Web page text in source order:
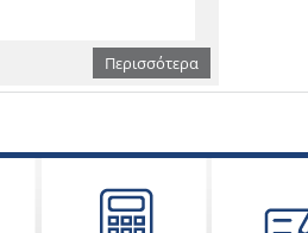
Περισσότερα